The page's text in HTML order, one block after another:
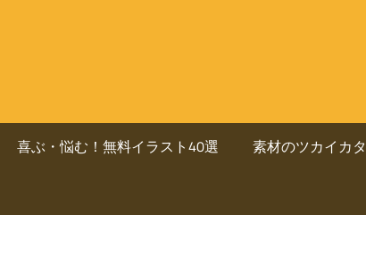
喜ぶ・悩む！無料イラスト40選 素材のツカイカタ